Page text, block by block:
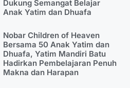
Dukung Semangat Belajar
Anak Yatim dan Dhuafa
Nobar Children of Heaven
Bersama 50 Anak Yatim dan
Dhuafa, Yatim Mandiri Batu
Hadirkan Pembelajaran Penuh
Makna dan Harapan